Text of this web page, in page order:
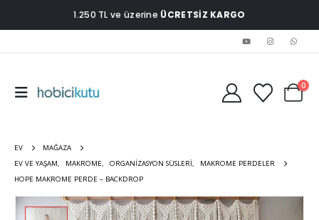
1.250 TL ve üzerine ÜCRETSİZ KARGO
0
EV
MAĞAZA
EV VE YAŞAM, MAKROME, ORGANIZASYON SÜSLERI,
MAKROME PERDELER
HOPE MAKROME PERDE – BACKDROP